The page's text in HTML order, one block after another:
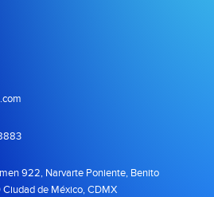
922, Narvarte Poniente, Benito
de México, CDMX